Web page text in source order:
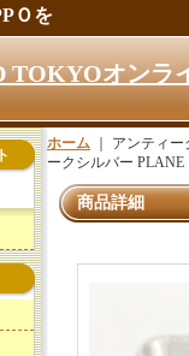
Ｏを
TOKYOオンラ
ホーム ｜ アンティ
ークシルバー PLANE
商品詳細